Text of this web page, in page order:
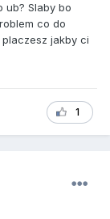
ub? Slaby bo
co do
jakby ci
1